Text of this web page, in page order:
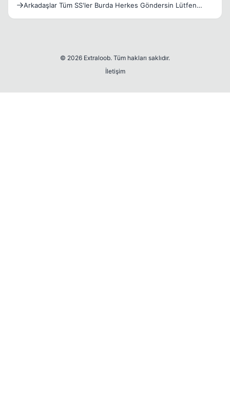
Arkadaşlar Tüm SS'ler Burda Herkes Göndersin Lütfen
© 2026 Extraloob. Tüm hakları saklıdır.
İletişim